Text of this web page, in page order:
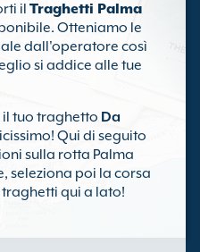
il Traghetti Palma
Otteniamo le
dall'operatore così
si addice alle tue
il tuo traghetto Da
Qui di seguito
sulla rotta Palma
seleziona poi la corsa
qui a lato!